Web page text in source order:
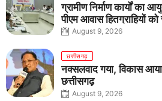
ग्रामीण निर्माण कार्यों का
पीएम आवास हितग्राहियों
August 9, 2026
छत्तीसगढ़
नक्सलवाद गया, विकास
छत्तीसगढ़
August 9, 2026